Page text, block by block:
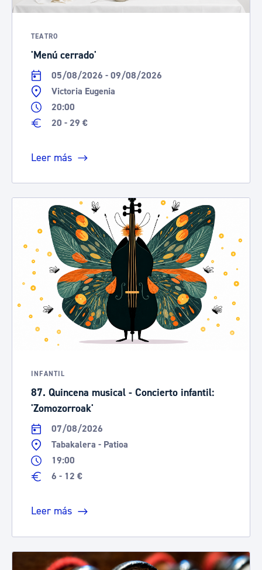
TEATRO
'Menú cerrado'
05/08/2026 - 09/08/2026
Victoria Eugenia
20:00
20 - 29 €
Leer más
INFANTIL
87. Quincena musical - Concierto infantil:
'Zomozorroak'
07/08/2026
Tabakalera - Patioa
19:00
6 - 12 €
Leer más